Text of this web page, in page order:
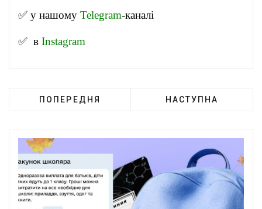
✅ у нашому Telegram-каналі
✅ в Instagram
ПОПЕРЕДНЯ НАСТУПНА